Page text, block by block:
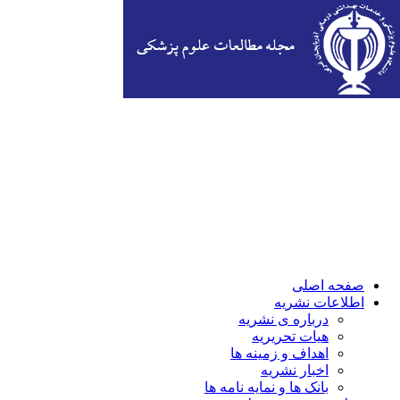
صفحه اصلی
اطلاعات نشریه
درباره ی نشریه
هیات تحریریه
اهداف و زمینه ها
اخبار نشریه
بانک ها و نمایه نامه ها